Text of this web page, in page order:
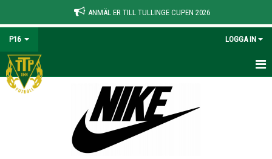
ANMÄL ER TILL TULLINGE CUPEN 2026
P16 LOGGA IN
HEM